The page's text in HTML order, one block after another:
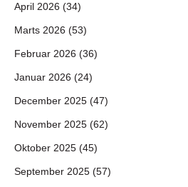
April 2026 (34)
Marts 2026 (53)
Februar 2026 (36)
Januar 2026 (24)
December 2025 (47)
November 2025 (62)
Oktober 2025 (45)
September 2025 (57)